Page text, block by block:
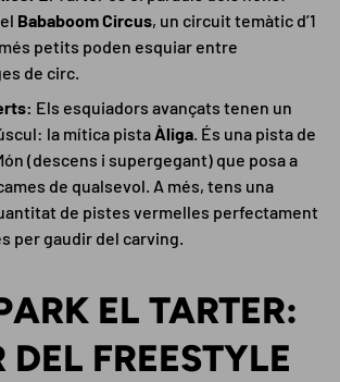
Bababoom Circus, un circuit temàtic d’1
petits poden esquiar entre
de circ.
Els esquiadors avançats tenen un
la mítica pista Àliga. És una pista de
(descens i supergegant) que posa a
de qualsevol. A més, tens una
de pistes vermelles perfectament
per gaudir del carving.
EL TARTER:
DEL FREESTYLE